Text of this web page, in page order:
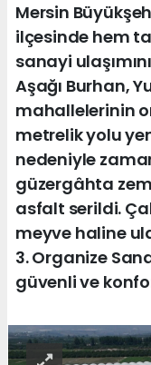
Mersin
ilçesinde hem
sanayi
Aşağı Burhan,
mahallelerinin
metrelik yolu
nedeniyle
güzergâhta
asfalt serildi.
meyve haline
3. Organize
güvenli ve